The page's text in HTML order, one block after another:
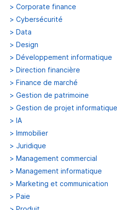
> Corporate finance
> Cybersécurité
> Data
> Design
> Développement informatique
> Direction financière
> Finance de marché
> Gestion de patrimoine
> Gestion de projet informatique
> IA
> Immobilier
> Juridique
> Management commercial
> Management informatique
> Marketing et communication
> Paie